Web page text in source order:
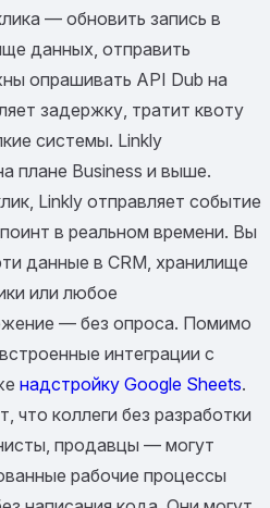
— обновить запись в
данных, отправить
опрашивать API Dub на
задержку, тратит квоту
системы. Linkly
плане Business и выше.
Linkly отправляет событие
в реальном времени. Вы
данные в CRM, хранилище
или любое
— без опроса. Помимо
интеграции с
надстройку Google Sheets.
что коллеги без разработки
продавцы — могут
рабочие процессы